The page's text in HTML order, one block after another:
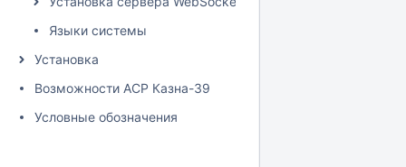
Языки системы
Установка
Возможности АСР Казна-39
Условные обозначения